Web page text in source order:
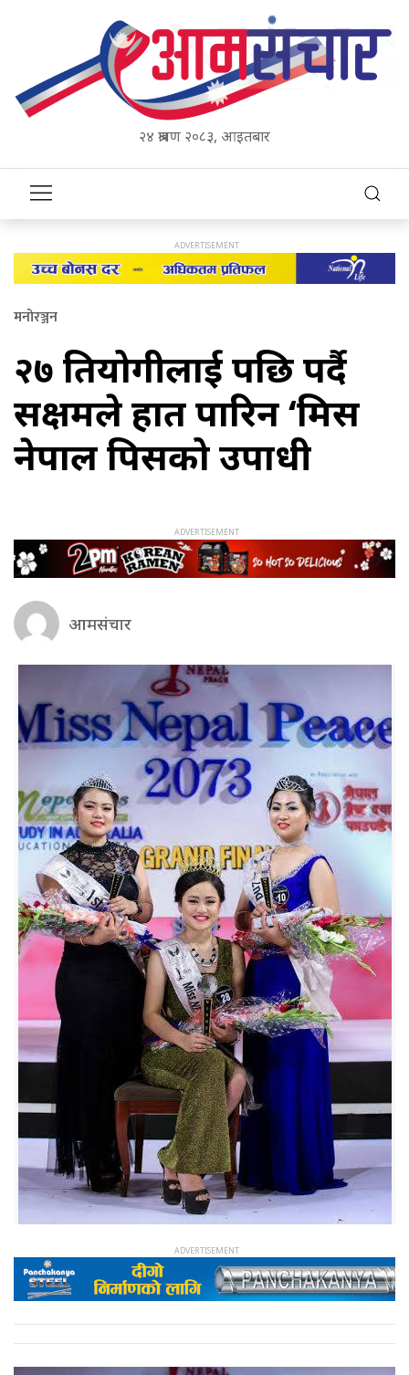
२४ श्रावण २०८३, आइतबार
मनोरञ्जन
२७ प्रतियोगीलाई पछि पर्दै
सक्षमले हात पारिन ‘मिस
नेपाल पिसको उपाधी
आमसंचार